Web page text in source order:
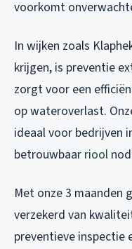
voorkomt
In wijken zoals
krijgen, is preventie
zorgt voor een
op wateroverlast.
ideaal voor bedrijven
betrouwbaar riool
Met onze 3 maanden
verzekerd van
preventieve inspectie